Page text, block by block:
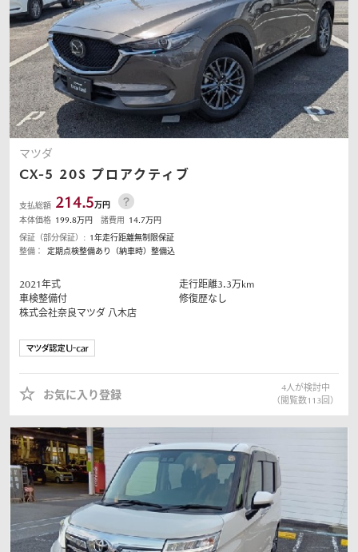
マツダ
CX-5 20S プロアクティブ
支払総額 214.5万円
本体価格 199.8万円 諸費用 14.7万円
保証（部分保証）: 1年走行距離無制限保証
整備：
定期点検整備あり（納車時）整備込
2021年式 走行距離3.3万km
車検整備付
修復歴なし
株式会社奈良マツダ 八木店
お気に入り登録
4人が検討中
（閲覧数113回）